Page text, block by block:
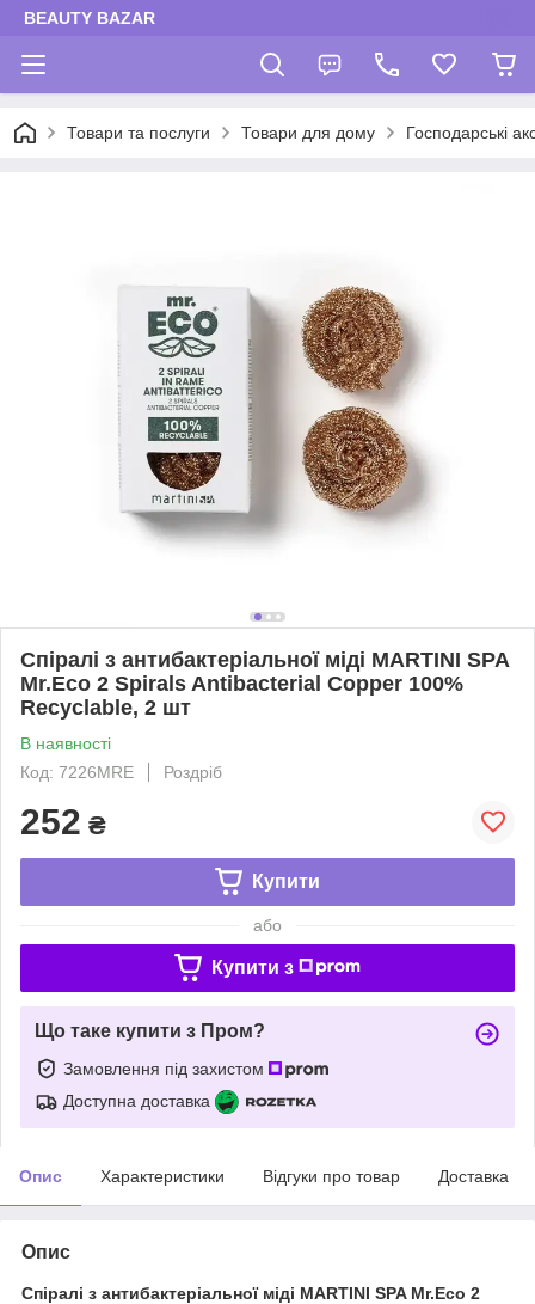
BEAUTY BAZAR
Товари та послуги Товари для дому Господарські
Спіралі з антибактеріальної міді MARTINI SPA
Mr.Eco 2 Spirals Antibacterial Copper 100%
Recyclable, 2 шт
В наявності
Код: 7226MRE
Роздріб
252 ₴
Купити
або
Купити з
Що таке купити з Пром?
Замовлення під захистом
Доступна доставка
Опис Характеристики Відгуки про товар Доставка
Опис
Спіралі з антибактеріальної міді MARTINI SPA Mr.Eco 2